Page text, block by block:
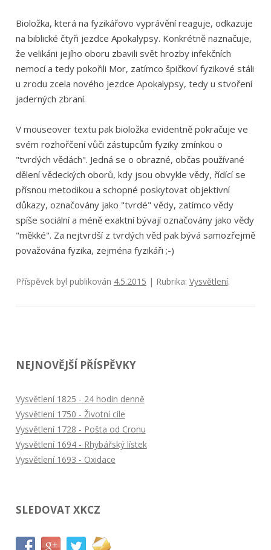
Bioložka, která na fyzikářovo vyprávění reaguje, odkazuje
na biblické čtyři jezdce Apokalypsy. Konkrétně naznačuje,
že velikáni jejího oboru zbavili svět hrozby infekčních
nemocí a tedy pokořili Mor, zatímco špičkoví fyzikové stáli
u zrodu zcela nového jezdce Apokalypsy, tedy u stvoření
jaderných zbraní.
V mouseover textu pak bioložka evidentně pokračuje ve
svém rozhořčení vůči zástupcům fyziky zmínkou o
"tvrdých vědách". Jedná se o obrazné, občas používané
dělení vědeckých oborů, kdy jsou obvykle vědy, řídící se
přísnou metodikou a schopné poskytovat objektivní
důkazy, označovány jako "tvrdé" vědy, zatímco vědy
spíše sociální a méně exaktní bývají označovány jako vědy
"měkké". Za nejtvrdší z tvrdých věd pak bývá samozřejmě
považována fyzika, zejména fyzikáři ;-)
Příspěvek byl publikován 4.5.2015 | Rubrika: Vysvětlení.
NEJNOVĚJŠÍ PŘÍSPĚVKY
Vysvětlení 1825 - 24 hodin denně
Vysvětlení 1750 - Životní cíle
Vysvětlení 1728 - Pošta od Cronu
Vysvětlení 1694 - Rhybářský lístek
Vysvětlení 1693 - Oxidace
SLEDOVAT XKCZ